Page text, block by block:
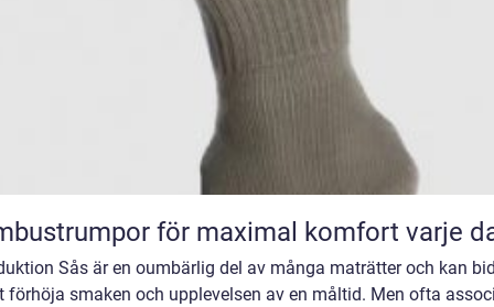
för maximal komfort varje
Sås är en oumbärlig del av många maträtter och kan
förhöja smaken och upplevelsen av en måltid. Men ofta